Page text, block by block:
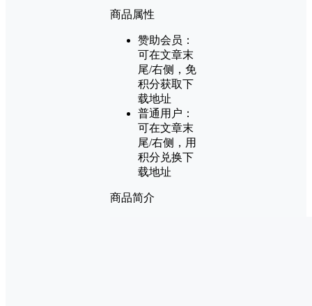
商品属性
赞助会员：
可在文章末
尾/右侧，免
积分获取下
载地址
普通用户：
可在文章末
尾/右侧，用
积分兑换下
载地址
商品简介